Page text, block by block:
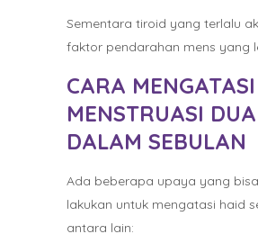
Sementara tiroid yang terlalu
faktor pendarahan mens yang
CARA MENGATASI
MENSTRUASI
DALAM SEBULAN
Ada beberapa upaya yang
lakukan untuk mengatasi haid
antara lain: